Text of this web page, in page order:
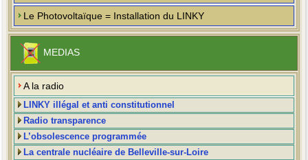
Le Photovoltaïque = Installation du LINKY
MEDIAS
A la radio
LINKY illégal et anti constitutionnel
Radio transparence
L’obsolescence programmée
La centrale nucléaire de Belleville-sur-Loire